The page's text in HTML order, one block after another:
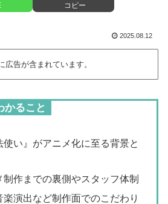
コピー
2025.08.12
広告が含まれています。
かること
使い』がアニメ化に至る背景と
制作までの裏側やスタッフ体制
楽演出など制作面でのこだわり